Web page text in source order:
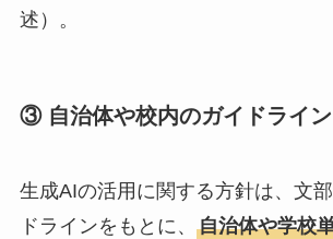
述）。
③ 自治体や校内のガイドライン
生成AIの活用に関する方針は、文
ドラインをもとに、 自治体や学校